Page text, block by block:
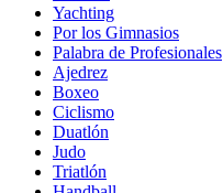
Yachting
Por los Gimnasios
Palabra de Profesionales
Ajedrez
Boxeo
Ciclismo
Duatlón
Judo
Triatlón